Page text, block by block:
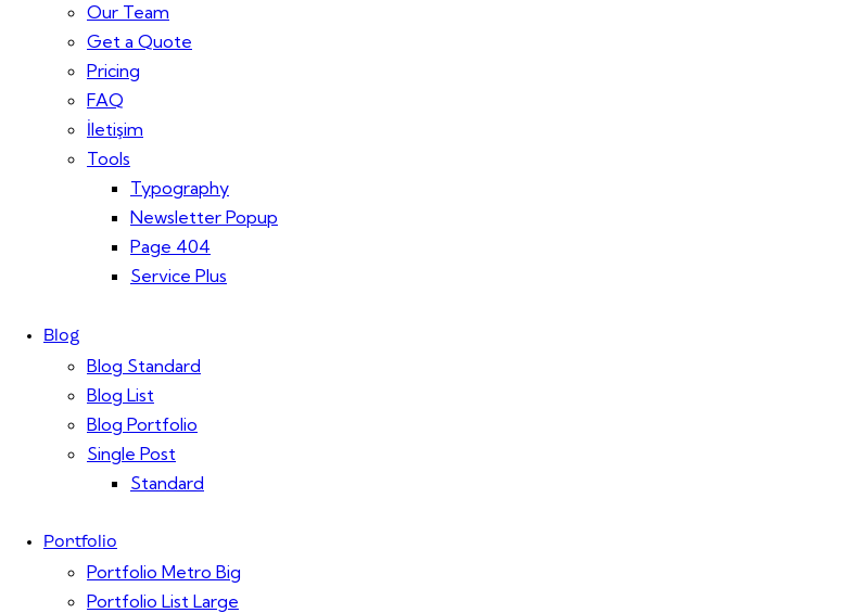
Our Team
Get a Quote
Pricing
FAQ
İletişim
Tools
Typography
Newsletter Popup
Page 404
Service Plus
Blog
Blog Standard
Blog List
Blog Portfolio
Single Post
Standard
Portfolio
Portfolio Metro Big
Portfolio List Large